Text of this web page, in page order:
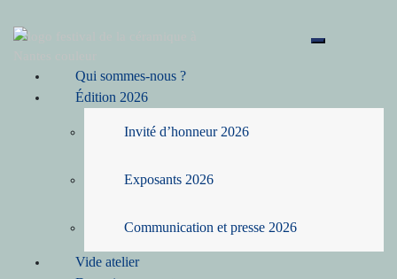
Qui sommes-nous ?
Édition 2026
Invité d’honneur 2026
Exposants 2026
Communication et presse 2026
Vide atelier